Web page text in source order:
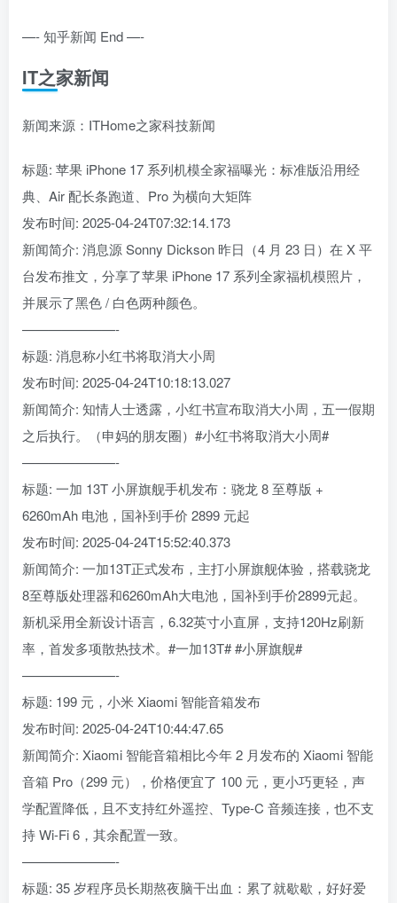
—- 知乎新闻 End —-
IT之家新闻
新闻来源：ITHome之家科技新闻
标题: 苹果 iPhone 17 系列机模全家福曝光：标准版沿用经
典、Air 配长条跑道、Pro 为横向大矩阵
发布时间: 2025-04-24T07:32:14.173
新闻简介: 消息源 Sonny Dickson 昨日（4 月 23 日）在 X 平
台发布推文，分享了苹果 iPhone 17 系列全家福机模照片，
并展示了黑色 / 白色两种颜色。
———————-
标题: 消息称小红书将取消大小周
发布时间: 2025-04-24T10:18:13.027
新闻简介: 知情人士透露，小红书宣布取消大小周，五一假期
之后执行。（申妈的朋友圈）#小红书将取消大小周#
———————-
标题: 一加 13T 小屏旗舰手机发布：骁龙 8 至尊版 +
6260mAh 电池，国补到手价 2899 元起
发布时间: 2025-04-24T15:52:40.373
新闻简介: 一加13T正式发布，主打小屏旗舰体验，搭载骁龙
8至尊版处理器和6260mAh大电池，国补到手价2899元起。
新机采用全新设计语言，6.32英寸小直屏，支持120Hz刷新
率，首发多项散热技术。#一加13T# #小屏旗舰#
———————-
标题: 199 元，小米 Xiaomi 智能音箱发布
发布时间: 2025-04-24T10:44:47.65
新闻简介: Xiaomi 智能音箱相比今年 2 月发布的 Xiaomi 智能
音箱 Pro（299 元），价格便宜了 100 元，更小巧更轻，声
学配置降低，且不支持红外遥控、Type-C 音频连接，也不支
持 Wi-Fi 6，其余配置一致。
———————-
标题: 35 岁程序员长期熬夜脑干出血：累了就歇歇，好好爱